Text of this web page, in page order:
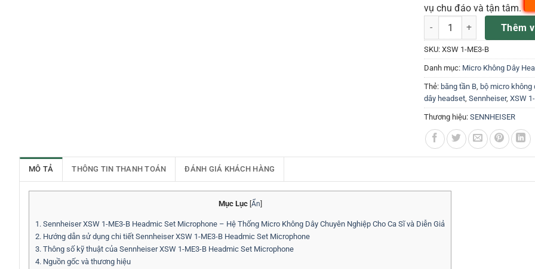
vụ chu đáo và tận tâm.
Sennheiser XSW 1-ME3-B
Thêm
SKU: XSW 1-ME3-B
Danh mục: Micro Không Dây
Thẻ: băng tần B, bộ micro không
dây headset, Sennheiser, XSW
Thương hiệu: SENNHEISER
MÔ TẢ THÔNG TIN THANH TOÁN ĐÁNH GIÁ KHÁCH HÀNG
Mục Lục Ẩn
1. Sennheiser XSW 1-ME3-B Headmic Set Microphone – Hệ Thống Micro Không Dây Chuyên Nghiệp Cho Ca Sĩ và Diễn Giả
2. Hướng dẫn sử dụng chi tiết Sennheiser XSW 1-ME3-B Headmic Set Microphone
3. Thông số kỹ thuật của Sennheiser XSW 1-ME3-B Headmic Set Microphone
4. Nguồn gốc và thương hiệu